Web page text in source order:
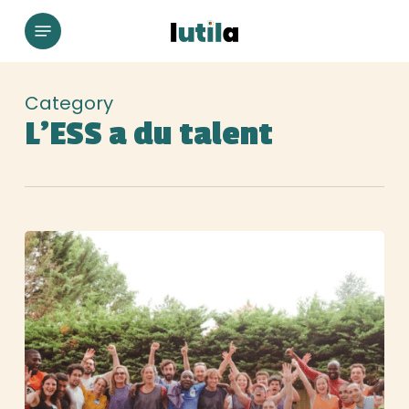
main
Menu
Category
L’ESS a du talent
Séminaire
entreprise
:
et
si
vous
faisiez
le